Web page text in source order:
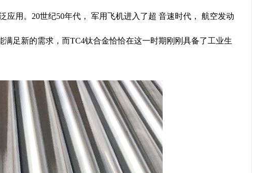
用。20世纪50年代， 军用飞机进入了超 音速时代， 航空发动
足新的需求，而TC4钛合金恰恰在这一时期刚刚具备了工业生